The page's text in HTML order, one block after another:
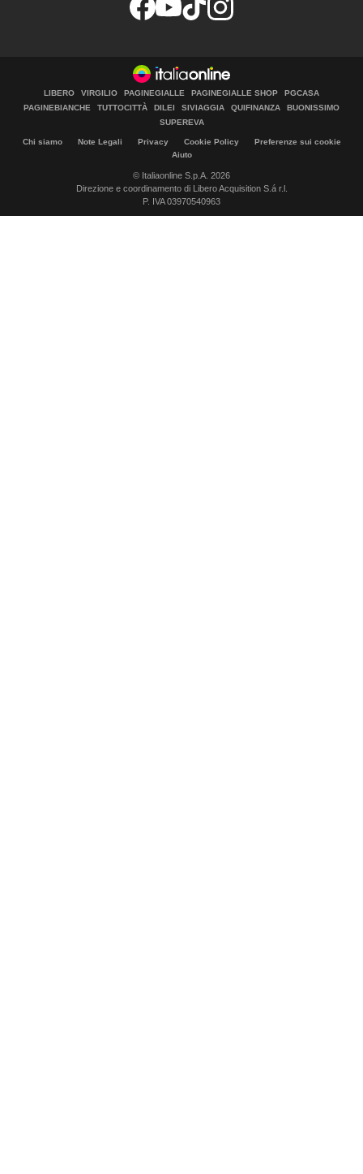
LIBERO VIRGILIO PAGINEGIALLE PAGINEGIALLE SHOP
PGCASA
PAGINEBIANCHE
TUTTOCITTÀ DILEI SIVIAGGIA QUIFINANZA
BUONISSIMO
SUPEREVA
Chi siamo Note Legali Privacy Cookie Policy
Preferenze sui cookie
Aiuto
© Italiaonline S.p.A. 2026
Direzione e coordinamento di Libero Acquisition S.á r.l.
P. IVA 03970540963